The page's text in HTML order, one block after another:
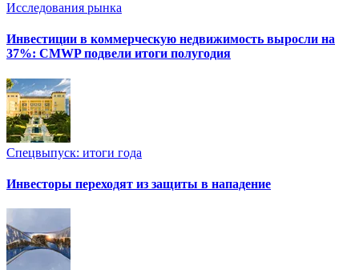
Исследования рынка
Инвестиции в коммерческую недвижимость выросли на
37%: CMWP подвели итоги полугодия
Спецвыпуск: итоги года
Инвесторы переходят из защиты в нападение